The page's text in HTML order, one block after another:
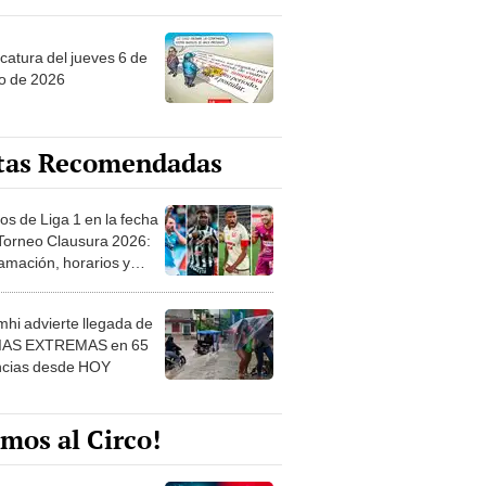
del jueves 6 de
de 2026
Recomendadas
de Liga 1 en la fecha
Clausura 2026:
horarios y
advierte llegada de
EXTREMAS en 65
desde HOY
al Circo!